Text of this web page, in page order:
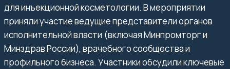
для инъекционной косметологии. В мероприятии
приняли участие ведущие представители органов
исполнительной власти (включая Минпромторг и
Минздрав России), врачебного сообщества и
профильного бизнеса. Участники обсудили ключевые